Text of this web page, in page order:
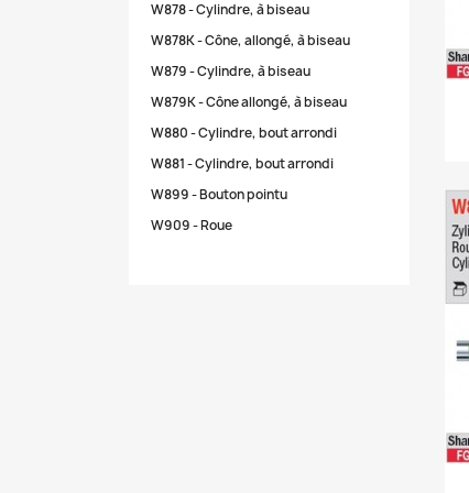
W878 - Cylindre, à biseau
W878K - Cône, allongé, à biseau
W879 - Cylindre, à biseau
W879K - Cône allongé, à biseau
W880 - Cylindre, bout arrondi
W881 - Cylindre, bout arrondi
W899 - Bouton pointu
W909 - Roue